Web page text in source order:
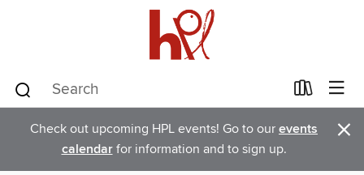
Check out upcoming HPL events! Go to our events
calendarfor information and to sign up. ×